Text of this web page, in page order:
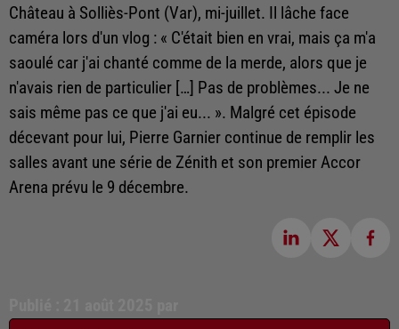
Château à Solliès-Pont (Var), mi-juillet. Il lâche face
caméra lors d'un vlog : « C'était bien en vrai, mais ça m'a
saoulé car j'ai chanté comme de la merde, alors que je
n'avais rien de particulier […] Pas de problèmes... Je ne
sais même pas ce que j'ai eu... ». Malgré cet épisode
décevant pour lui, Pierre Garnier continue de remplir les
salles avant une série de Zénith et son premier Accor
Arena prévu le 9 décembre.